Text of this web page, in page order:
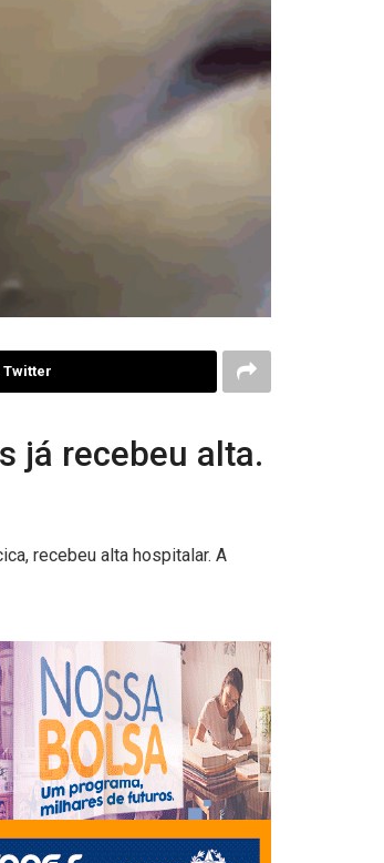
Twitter
já recebeu alta.
recebeu alta hospitalar. A